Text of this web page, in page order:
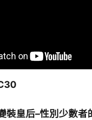
皇后–性別少數者